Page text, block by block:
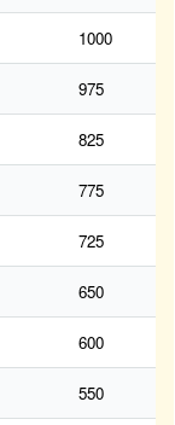
1000
975
825
775
725
650
600
550